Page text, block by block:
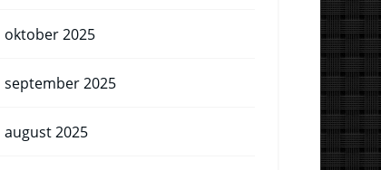
oktober 2025
september 2025
august 2025